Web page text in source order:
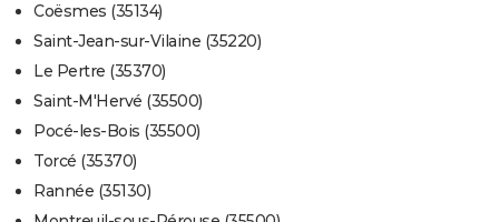
Coësmes (35134)
Saint-Jean-sur-Vilaine (35220)
Le Pertre (35370)
Saint-M'Hervé (35500)
Pocé-les-Bois (35500)
Torcé (35370)
Rannée (35130)